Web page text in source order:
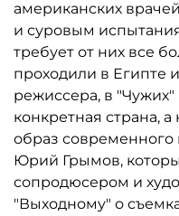
американских
и суровым
требует от них все
проходили в Египте
режиссера, в "Чужих"
конкретная страна,
образ современного
Юрий Грымов,
сопродюсером и
"Выходному" о